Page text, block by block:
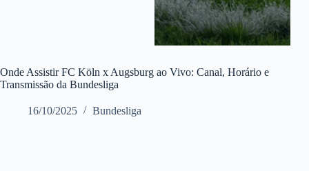
Onde Assistir FC Köln x Augsburg ao Vivo: Canal, Horário e
Transmissão da Bundesliga
16/10/2025 Bundesliga